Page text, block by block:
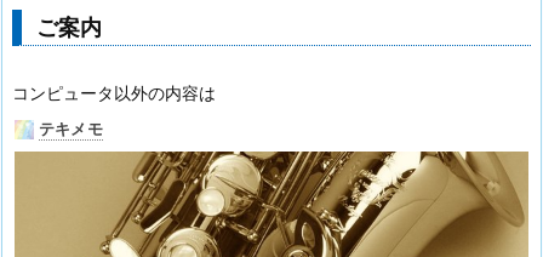
ご案内
コンピュータ以外の内容は